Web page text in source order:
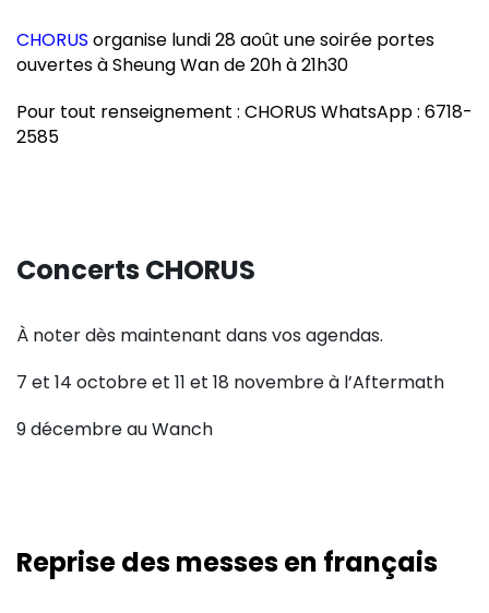
CHORUS organise lundi 28 août une soirée portes
ouvertes à Sheung Wan de 20h à 21h30
Pour tout renseignement : CHORUS WhatsApp : 6718-
2585
Concerts CHORUS
À noter dès maintenant dans vos agendas.
7 et 14 octobre et 11 et 18 novembre à l’Aftermath
9 décembre au Wanch
Reprise des messes en français